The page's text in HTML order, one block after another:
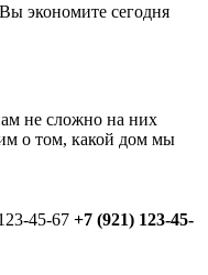
экономите сегодня
не сложно на них
о том, какой дом мы
45-67 +7 (921) 123-45-